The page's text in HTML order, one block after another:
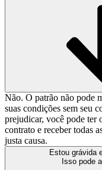
Não. O patrão não pode
suas condições sem seu
prejudicar, você pode ter
contrato e receber todas
justa causa.
Estou grávida
Isso pode